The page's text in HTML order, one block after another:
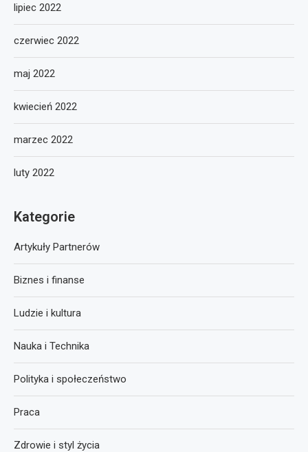
lipiec 2022
czerwiec 2022
maj 2022
kwiecień 2022
marzec 2022
luty 2022
Kategorie
Artykuły Partnerów
Biznes i finanse
Ludzie i kultura
Nauka i Technika
Polityka i społeczeństwo
Praca
Zdrowie i styl życia